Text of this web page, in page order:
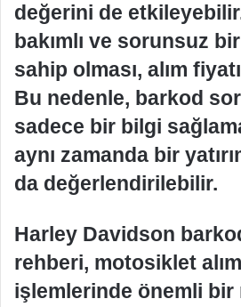
değerini de
bakımlı ve sorunsuz
sahip olması, alım
Bu nedenle, barkod
sadece bir bilgi
aynı zamanda bir
da değerlendirilebilir.
Harley Davidson
rehberi, motosiklet
işlemlerinde önemli bir